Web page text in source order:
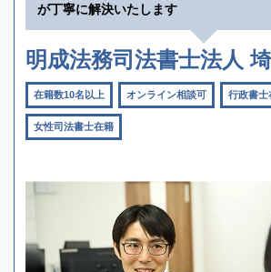
が丁寧に解決いたします
明成法務司法書士法人
在籍数10名以上 オンライン相談可 行政書士
女性司法書士在籍